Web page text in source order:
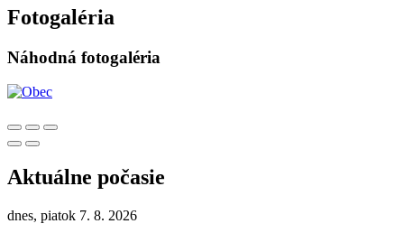
Fotogaléria
Náhodná fotogaléria
Aktuálne počasie
dnes, piatok 7. 8. 2026